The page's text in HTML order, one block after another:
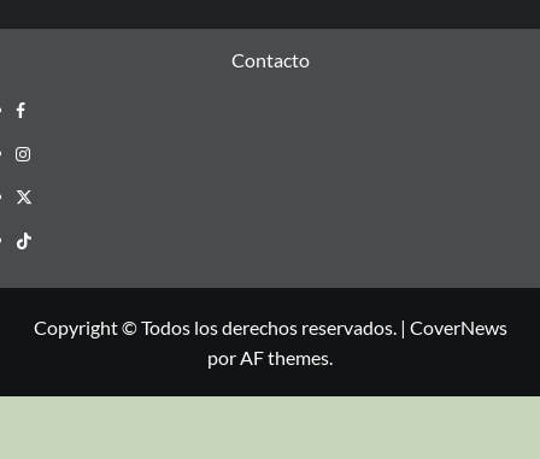
Contacto
Copyright © Todos los derechos reservados. | CoverNews
por AF themes.